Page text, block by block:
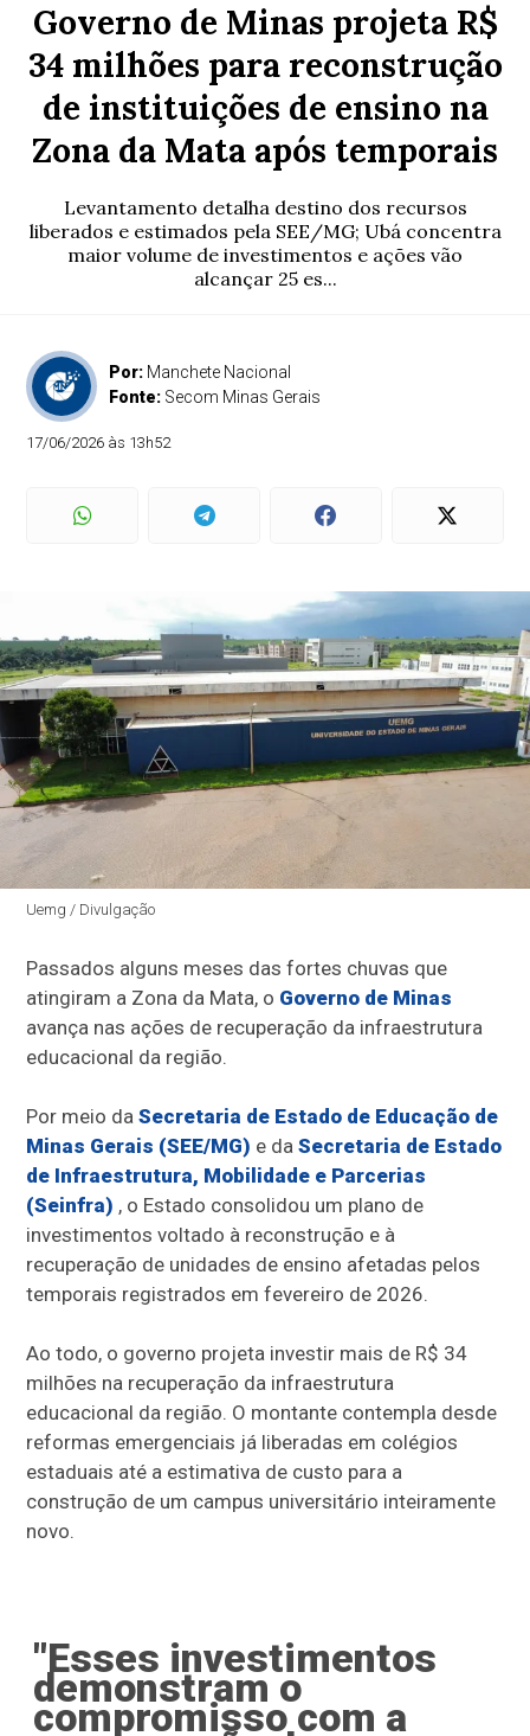
Governo de Minas projeta R$
34 milhões para reconstrução
de instituições de ensino na
Zona da Mata após temporais
Levantamento detalha destino dos recursos
liberados e estimados pela SEE/MG; Ubá concentra
maior volume de investimentos e ações vão
alcançar 25 es...
Por: Manchete Nacional
Fonte: Secom Minas Gerais
17/06/2026 às 13h52
Uemg / Divulgação
Passados alguns meses das fortes chuvas que
atingiram a Zona da Mata, o Governo de Minas
avança nas ações de recuperação da infraestrutura
educacional da região.
Por meio daSecretaria de Estado de Educação de
Minas Gerais (SEE/MG) e daSecretaria de Estado
de Infraestrutura, Mobilidade e Parcerias
(Seinfra) , o Estado consolidou um plano de
investimentos voltado à reconstrução e à
recuperação de unidades de ensino afetadas pelos
temporais registrados em fevereiro de 2026.
Ao todo, o governo projeta investir mais de R$ 34
milhões na recuperação da infraestrutura
educacional da região. O montante contempla desde
reformas emergenciais já liberadas em colégios
estaduais até a estimativa de custo para a
construção de um campus universitário inteiramente
novo.
"Esses investimentos
demonstram o
compromisso com a